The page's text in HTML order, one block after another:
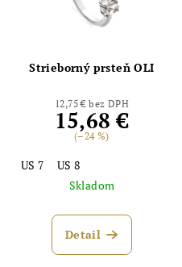
Strieborný prsteň OLI
12,75 € bez DPH
15,68 €
(–24 %)
US 7
US 8
Skladom
Detail